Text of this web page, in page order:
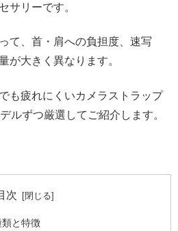
サリーです。
て、首・肩への負担度、速写
が大きく異なります。
も疲れにくいカメラストラップ
ルずつ厳選してご紹介します。
次
と特徴